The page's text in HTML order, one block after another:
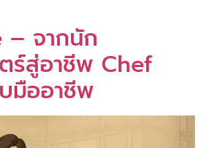
– จากนัก
ร์สู่อาชีพ Chef
มืออาชีพ